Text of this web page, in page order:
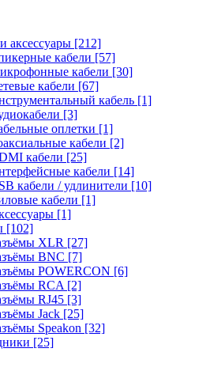
аксессуары [212]
кабели [57]
кабели [30]
кабели [67]
кабель [1]
[3]
оплетки [1]
кабели [2]
кабели [25]
кабели [14]
кабели / удлинители [10]
кабели [1]
[1]
[102]
XLR [27]
BNC [7]
POWERCON [6]
RCA [2]
RJ45 [3]
Jack [25]
Speakon [32]
[25]